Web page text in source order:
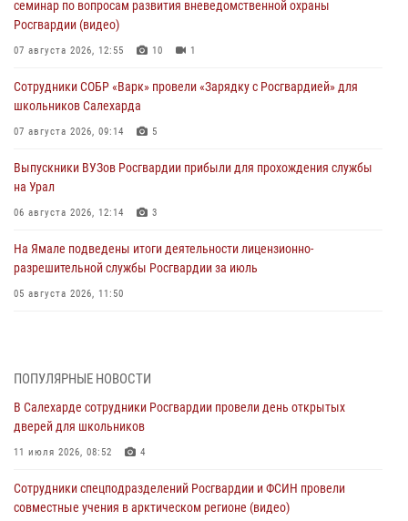
семинар по вопросам развития вневедомственной охраны
Росгвардии (видео)
07 августа 2026, 12:55 10 1
Сотрудники СОБР «Варк» провели «Зарядку с Росгвардией» для
школьников Салехарда
07 августа 2026, 09:14 5
Выпускники ВУЗов Росгвардии прибыли для прохождения службы
на Урал
06 августа 2026, 12:14 3
На Ямале подведены итоги деятельности лицензионно-
разрешительной службы Росгвардии за июль
05 августа 2026, 11:50
03 августа 2026, 07:21 2
Генерал-полковник Юрий Аверин выступил на Всероссийском
молодёжном образовательном форуме «Территория смыслов»
03 августа 2026, 06:54
Директор Росгвардии Герой России генерал армии Виктор Золотов
поздравил специалистов подразделений тыла с профессиональным
ПОПУЛЯРНЫЕ НОВОСТИ
В Салехарде сотрудники Росгвардии провели день открытых
дверей для школьников
11 июля 2026, 08:52 4
Сотрудники спецподразделений Росгвардии и ФСИН провели
совместные учения в арктическом регионе (видео)